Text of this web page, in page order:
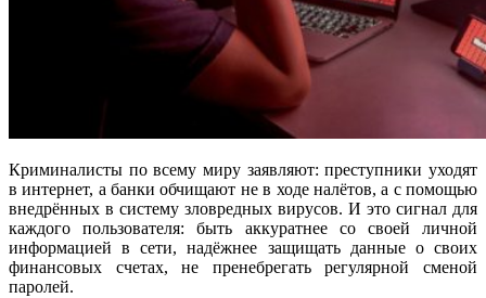
Криминалисты по всему миру заявляют: преступники уходят
в интернет, а банки обчищают не в ходе налётов, а с помощью
внедрённых в систему зловредных вирусов. И это сигнал для
каждого пользователя: быть аккуратнее со своей личной
информацией в сети, надёжнее защищать данные о своих
финансовых счетах, не пренебрегать регулярной сменой
паролей.